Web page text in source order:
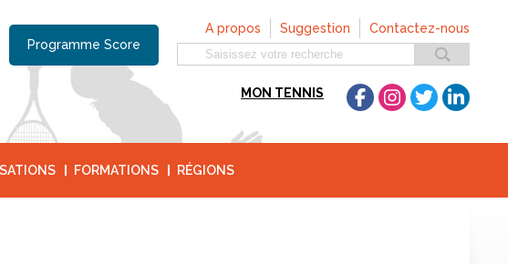
Contactez-nous
Suggestion
A propos
Programme Score
MON TENNIS
FORMATIONS RÉGIONS